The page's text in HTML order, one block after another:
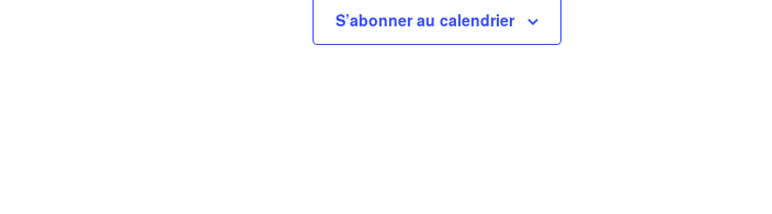
S’abonner au calendrier